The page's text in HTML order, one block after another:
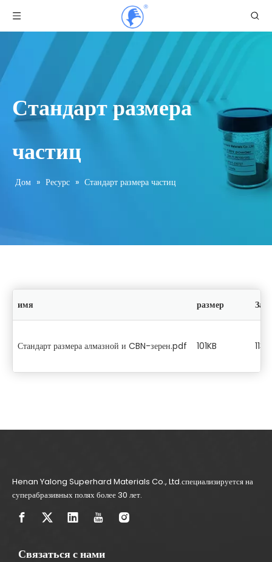
Стандарт размера
частиц
Дом » Ресурс » Стандарт размера частиц
имя размер
Стандарт размера алмазной и CBN-зерен.pdf 101KB 113
Henan Yalong Superhard Materials Co., Ltd.специализируется на
суперабразивных полях более 30 лет.
Связаться с нами